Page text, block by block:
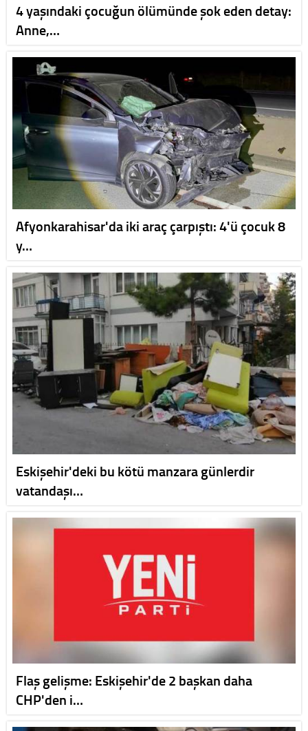
4 yaşındaki çocuğun ölümünde şok eden detay:
Anne,…
Afyonkarahisar'da iki araç çarpıştı: 4'ü çocuk 8
y…
Eskişehir'deki bu kötü manzara günlerdir
vatandaşı…
Flaş gelişme: Eskişehir'de 2 başkan daha
CHP'den i…